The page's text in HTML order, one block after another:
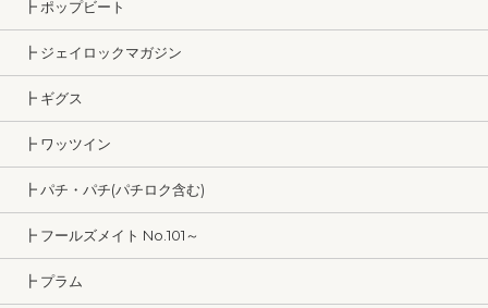
┣ ポップビート
┣ ジェイロックマガジン
┣ ギグス
┣ ワッツイン
┣ パチ・パチ(パチロク含む)
┣ フールズメイト No.101～
┣ プラム